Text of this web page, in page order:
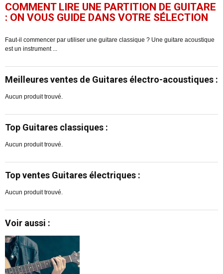
COMMENT LIRE UNE PARTITION DE GUITARE
: ON VOUS GUIDE DANS VOTRE SÉLECTION
Faut-il commencer par utiliser une guitare classique ? Une guitare acoustique
est un instrument ...
Meilleures ventes de Guitares électro-acoustiques :
Aucun produit trouvé.
Top Guitares classiques :
Aucun produit trouvé.
Top ventes Guitares électriques :
Aucun produit trouvé.
Voir aussi :